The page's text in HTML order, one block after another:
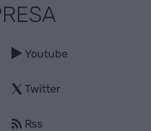
Youtube
Twitter
Rss